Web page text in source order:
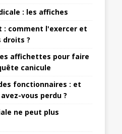
: les affiches
: comment l'exercer et
droits ?
affichettes pour faire
canicule
fonctionnaires : et
vous perdu ?
ne peut plus